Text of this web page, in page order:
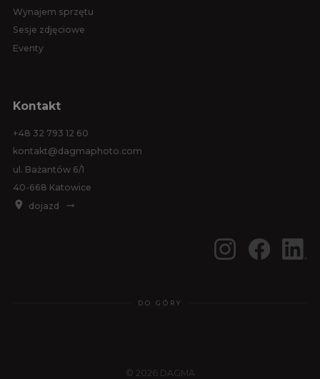
Wynajem sprzętu
Sesje zdjęciowe
Eventy
Kontakt
+48 32 793 12 60
kontakt@dagmaphoto.com
ul. Bażantów 6/1
40-668 Katowice
dojazd
DO GÓRY
© 2026 DAGMA